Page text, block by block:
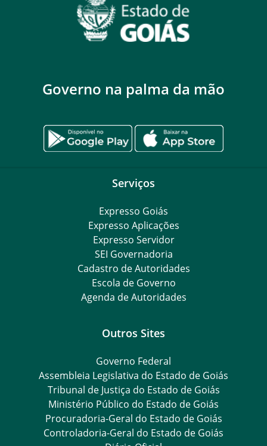
Governo na palma da mão
Serviços
Expresso Goiás
Expresso Aplicações
Expresso Servidor
SEI Governadoria
Cadastro de Autoridades
Escola de Governo
Agenda de Autoridades
Outros Sites
Governo Federal
Assembleia Legislativa do Estado de Goiás
Tribunal de Justiça do Estado de Goiás
Ministério Público do Estado de Goiás
Procuradoria-Geral do Estado de Goiás
Controladoria-Geral do Estado de Goiás